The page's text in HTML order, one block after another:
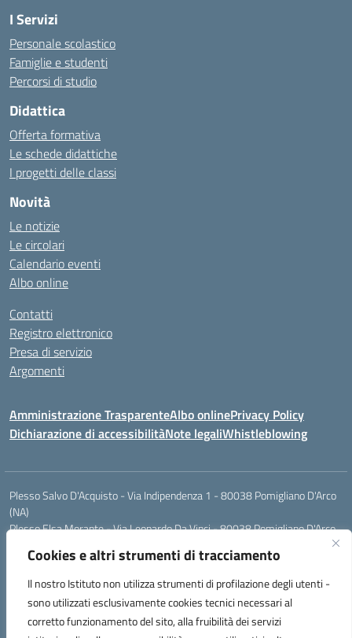
Cookies e altri strumenti di tracciamento
Il nostro Istituto non utilizza strumenti di profilazione degli utenti -
sono utilizzati esclusivamente cookies tecnici necessari al
corretto funzionamento del sito, alla fruibilità dei servizi
I Servizi
Personale scolastico
Famiglie e studenti
Percorsi di studio
Didattica
Offerta formativa
Le schede didattiche
I progetti delle classi
Novità
Le notizie
Le circolari
Calendario eventi
Albo online
Contatti
Registro elettronico
Presa di servizio
Argomenti
Amministrazione TrasparenteAlbo onlinePrivacy Policy
Dichiarazione di accessibilitàNote legaliWhistleblowing
Plesso Salvo D'Acquisto - Via Indipendenza 1 - 80038 Pomigliano D'Arco
(NA)
Plesso Elsa Morante - Via Leonardo Da Vinci - 80038 Pomigliano D'Arco
Plesso Leone - Via Pascoli - 80038 Pomigliano D'Arco (NA)
Tel.:0813177304 - Mail: naic8g1003@istruzione.it - Pec:
Codice Univoco ufficio: UIECQ7
codice Meccanografico: NAIC8G1003